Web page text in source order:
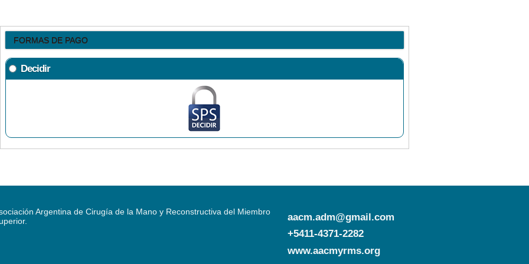
FORMAS DE PAGO
Decidir
Argentina de Cirugía de la Mano y Reconstructiva del Miembro
aacm.adm@gmail.com
+5411-4371-2282
www.aacmyrms.org